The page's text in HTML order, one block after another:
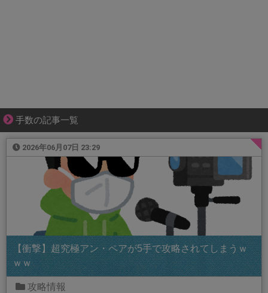
手数の記事一覧
2026年06月07日 23:29
【衝撃】超究極アン・ペアが5手で攻略されてしまうｗ
ｗｗ
攻略情報